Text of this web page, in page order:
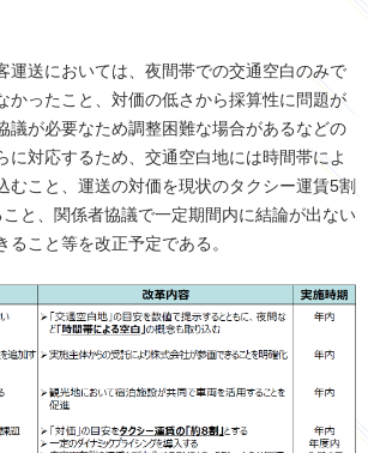
運送においては、夜間帯での交通空白のみで
かったこと、対価の低さから採算性に問題が
議が必要なため調整困難な場合があるなどの
に対応するため、交通空白地には時間帯によ
むこと、運送の対価を現状のタクシー運賃5割
と、関係者協議で一定期間内に結論が出ない
こと等を改正予定である。